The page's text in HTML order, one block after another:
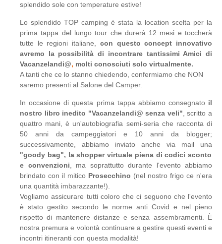
splendido sole con temperature estive!
Lo splendido TOP camping è stata la location scelta per la
prima tappa del lungo tour che durerà 12 mesi e toccherà
tutte le regioni italiane, con questo concept innovativo
avremo la possibilità di incontrare tantissimi Amici di
Vacanzelandi@, molti conosciuti solo virtualmente.
A tanti che ce lo stanno chiedendo, confermiamo che NON
saremo presenti al Salone del Camper.
In occasione di questa prima tappa abbiamo consegnato il
nostro libro inedito "Vacanzelandi@ senza veli" , scritto a
quattro mani, è un'autobiografia semi-seria che racconta di
50 anni da campeggiatori e 10 anni da blogger;
successivamente, abbiamo inviato anche via mail una
"goody bag", la shopper virtuale piena di codici sconto
e convenzioni , ma soprattutto durante l'evento abbiamo
brindato con il mitico Prosecchino (nel nostro frigo ce n'era
una quantità imbarazzante!).
Vogliamo assicurare tutti coloro che ci seguono che l'evento
è stato gestito secondo le norme anti Covid e nel pieno
rispetto di mantenere distanze e senza assembramenti. È
nostra premura e volontà continuare a gestire questi eventi e
incontri itineranti con questa modalità!